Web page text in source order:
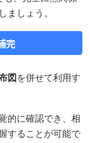
ましょう。
完
図 を併せて利用す
的に確認でき、相
することが可能で